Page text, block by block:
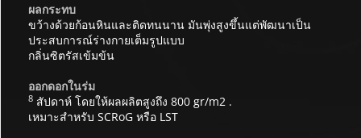
ผลกระทบ
ขว้างด้วยก้อนหินและติดทนนาน มันพุ่งสูงขึ้นแต่พัฒนาเป็น
ประสบการณ์ร่างกายเต็มรูปแบบ
กลิ่นซิตรัสเข้มข้น
ออกดอกในร่ม
8 สัปดาห์ โดยให้ผลผลิตสูงถึง 800 gr/m2 .
เหมาะสำหรับ SCRoG หรือ LST